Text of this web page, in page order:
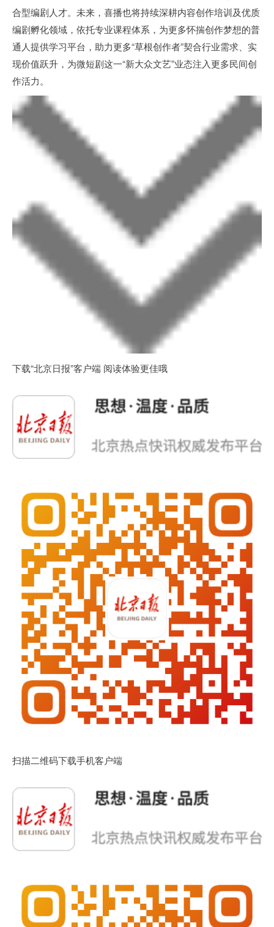
合型编剧人才。未来，喜播也将持续深耕内容创作培训及优质
编剧孵化领域，依托专业课程体系，为更多怀揣创作梦想的普
通人提供学习平台，助力更多“草根创作者”契合行业需求、实
现价值跃升，为微短剧这一“新大众文艺”业态注入更多民间创
作活力。
下载“北京日报”客户端 阅读体验更佳哦
扫描二维码下载手机客户端